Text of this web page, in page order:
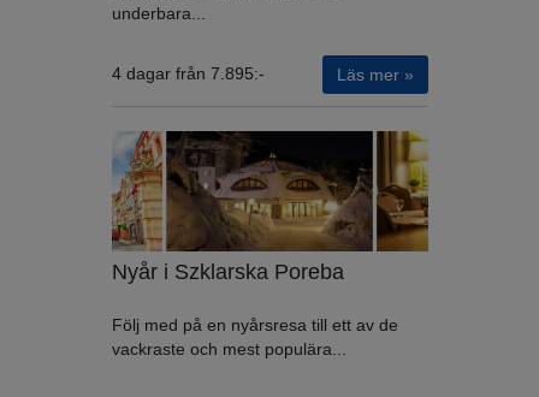
underbara...
4 dagar från 7.895:- Läs mer »
Nyår i Szklarska Poreba
Följ med på en nyårsresa till ett av de
vackraste och mest populära...